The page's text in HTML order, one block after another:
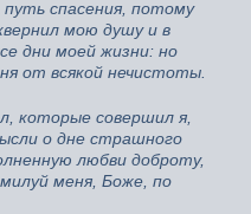
спасения, потому
мою душу и в
дни моей жизни: но
от всякой нечистоты.
которые совершил я,
о дне страшного
любви доброту,
меня, Боже, по